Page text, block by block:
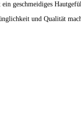
geschmeidiges
und Qualität